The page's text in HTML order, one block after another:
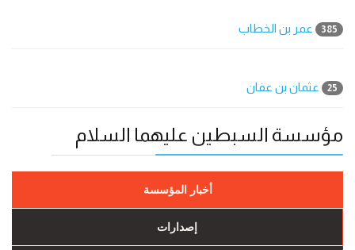
385 عمر بن الخطاب
25 عثمان بن عفان
مؤسسة السبطين عليهما السلام
أخبار المؤسسة
إصدارات